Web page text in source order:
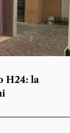
H24: la